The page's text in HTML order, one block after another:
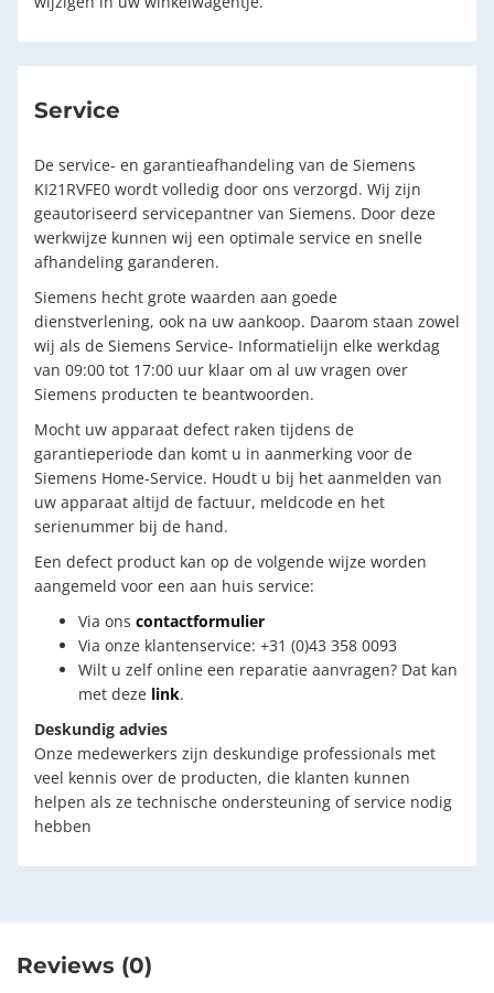
Service
De service- en garantieafhandeling van de Siemens
KI21RVFE0 wordt volledig door ons verzorgd. Wij zijn
geautoriseerd servicepantner van Siemens. Door deze
werkwijze kunnen wij een optimale service en snelle
afhandeling garanderen.
Siemens hecht grote waarden aan goede
dienstverlening, ook na uw aankoop. Daarom staan zowel
wij als de Siemens Service- Informatielijn elke werkdag
van 09:00 tot 17:00 uur klaar om al uw vragen over
Siemens producten te beantwoorden.
Mocht uw apparaat defect raken tijdens de
garantieperiode dan komt u in aanmerking voor de
Siemens Home-Service. Houdt u bij het aanmelden van
uw apparaat altijd de factuur, meldcode en het
serienummer bij de hand.
Een defect product kan op de volgende wijze worden
aangemeld voor een aan huis service:
Via ons contactformulier
Via onze klantenservice: +31 (0)43 358 0093
Wilt u zelf online een reparatie aanvragen? Dat kan
met deze link.
Deskundig advies
Onze medewerkers zijn deskundige professionals met
veel kennis over de producten, die klanten kunnen
helpen als ze technische ondersteuning of service nodig
hebben
Reviews (0)